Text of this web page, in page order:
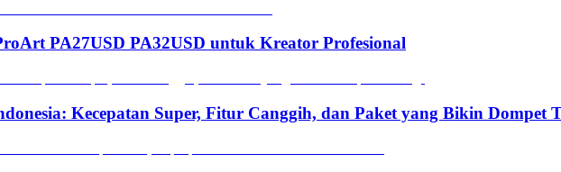
PA27USD PA32USD untuk Kreator Profesional
Kecepatan Super, Fitur Canggih, dan Paket yang Bikin Dompet